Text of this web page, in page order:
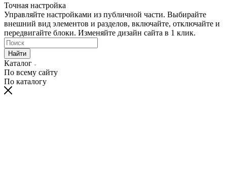
Точная настройка
Управляйте настройками из публичной части. Выбирайте
внешний вид элементов и разделов, включайте, отключайте и
передвигайте блоки. Изменяйте дизайн сайта в 1 клик.
Найти
Каталог
По всему сайту
По каталогу